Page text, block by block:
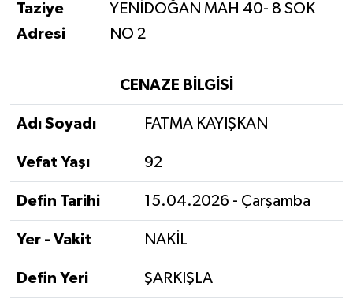
Taziye
Adresi
YENİDOĞAN MAH 40- 8 SOK
NO 2
CENAZE BİLGİSİ
Adı Soyadı FATMA KAYIŞKAN
Vefat Yaşı 92
Defin Tarihi 15.04.2026 - Çarşamba
Yer - Vakit NAKİL
Defin Yeri ŞARKIŞLA